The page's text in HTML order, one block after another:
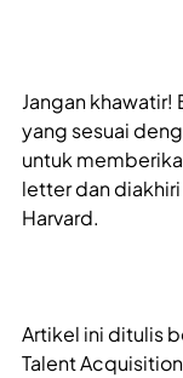
Jangan
yang sesuai
untuk
letter dan
Harvard.
Artikel ini ditulis
Talent